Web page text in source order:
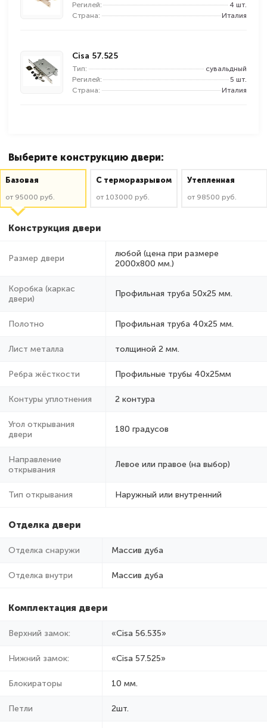
Регилей:
4 шт.
Страна:
Италия
Cisa 57.525
Тип:
сувальдный
Регилей:
5 шт.
Страна:
Италия
Выберите конструкцию двери:
Базовая
от 95000 руб.
C терморазрывом
от 103000 руб.
Утепленная
от 98500 руб.
Конструкция двери
Размер двери
любой (цена при размере
2000x800 мм.)
Коробка (каркас
двери)
Профильная труба 50х25 мм.
Полотно Профильная труба 40х25 мм.
Лист металла толщиной 2 мм.
Ребра жёсткости Профильные трубы 40х25мм
Контуры уплотнения 2 контура
Угол открывания
двери
180 градусов
Направление
открывания
Левое или правое (на выбор)
Тип открывания Наружный или внутренний
Отделка двери
Отделка снаружи Массив дуба
Отделка внутри Массив дуба
Комплектация двери
Верхний замок: «Cisa 56.535»
Нижний замок: «Cisa 57.525»
Блокираторы 10 мм.
Петли 2шт.